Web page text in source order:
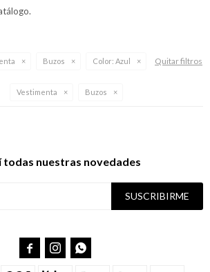
Buzos Color: Azul Quitar filtros
Vestimenta Buzos
todas nuestras novedades
SUSCRIBIRME
  